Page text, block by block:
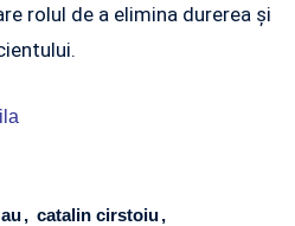
rolul de a elimina durerea și
catalin cirstoiu